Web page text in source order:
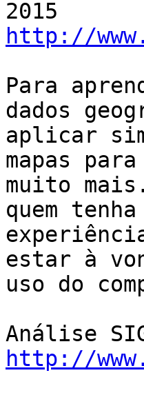
http://
Para
dados
aplicar
mapas
muito
quem
estar à
uso do
http://